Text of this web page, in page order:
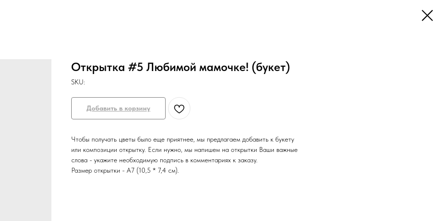
Открытка #5 Любимой мамочке! (букет)
SKU:
Добавить в корзину
Чтобы получать цветы было еще приятнее, мы предлагаем добавить к букету
или композиции открытку. Если нужно, мы напишем на открытки Ваши важные
слова - укажите необходимую подпись в комментариях к заказу.
Размер открытки - А7 (10,5 * 7,4 см).